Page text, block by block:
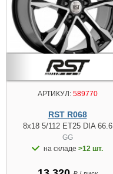
АРТИКУЛ:589770
RST R068
8x18 5/112 ET25 DIA 66.6
GG
на складе >12 шт.